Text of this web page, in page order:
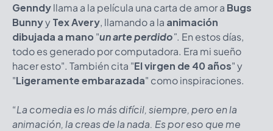
Genndyllama a la película una carta de amor a Bugs
BunnyyTex Avery, llamando a la animación
dibujada a mano "un arte perdido". En estos días,
todo es generado por computadora. Era mi sueño
hacer esto". También cita "El virgen de 40 años" y
"Ligeramente embarazada" como inspiraciones.
“La comedia es lo más difícil, siempre, pero en la
animación, la creas de la nada. Es por eso que me